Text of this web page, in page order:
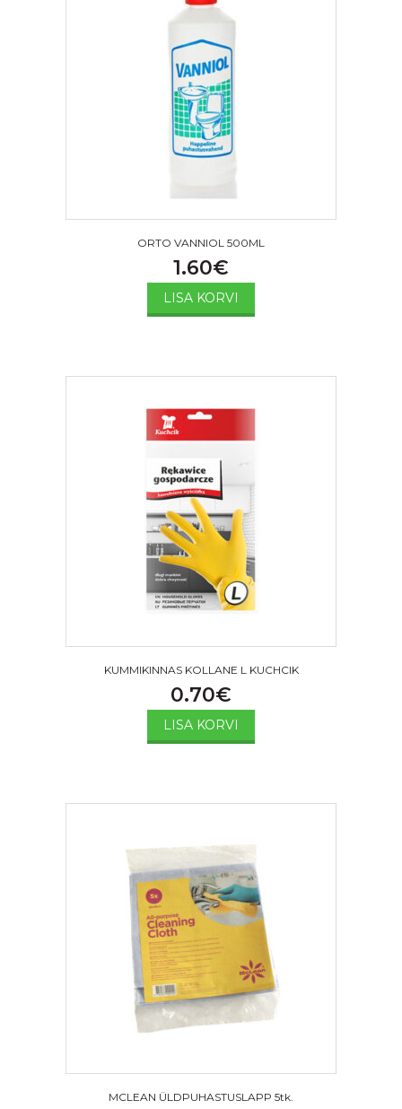
ORTO VANNIOL 500ML
1.60€
LISA KORVI
KUMMIKINNAS KOLLANE L KUCHCIK
0.70€
LISA KORVI
MCLEAN ÜLDPUHASTUSLAPP 5tk.